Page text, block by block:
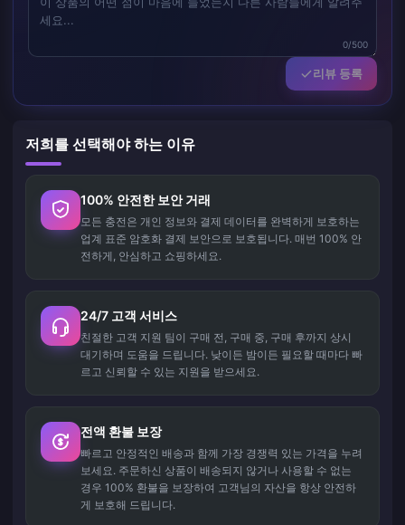
0/500
리뷰 등록
저희를 선택해야 하는 이유
100% 안전한 보안 거래
모든 충전은 개인 정보와 결제 데이터를 완벽하게 보호하는
업계 표준 암호화 결제 보안으로 보호됩니다. 매번 100% 안
전하게, 안심하고 쇼핑하세요.
24/7 고객 서비스
친절한 고객 지원 팀이 구매 전, 구매 중, 구매 후까지 상시
대기하며 도움을 드립니다. 낮이든 밤이든 필요할 때마다 빠
르고 신뢰할 수 있는 지원을 받으세요.
전액 환불 보장
빠르고 안정적인 배송과 함께 가장 경쟁력 있는 가격을 누려
보세요. 주문하신 상품이 배송되지 않거나 사용할 수 없는
경우 100% 환불을 보장하여 고객님의 자산을 항상 안전하
게 보호해 드립니다.